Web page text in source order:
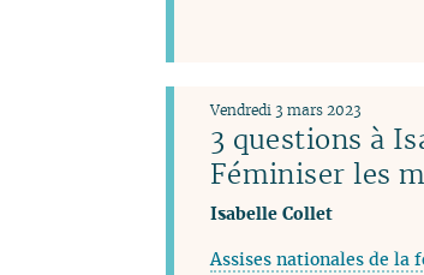
3 questions à
Féminiser les
Vendredi 3 mars 2023
Isabelle Collet
Assises nationales de la